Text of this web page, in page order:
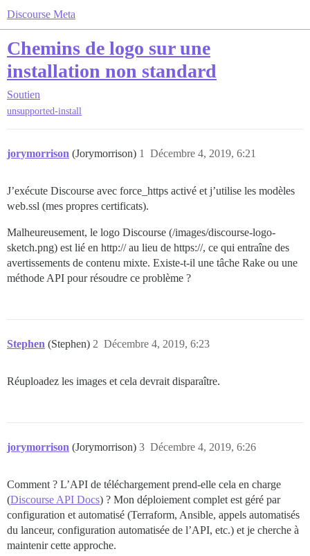
Discourse Meta
Chemins de logo sur une
installation non standard
Soutien
unsupported-install
jorymorrison (Jorymorrison) Décembre 4, 2019, 6:21
1
J’exécute Discourse avec force_https activé et j’utilise les modèles
web.ssl (mes propres certificats).
Malheureusement, le logo Discourse (/images/discourse-logo-
sketch.png) est lié en http:// au lieu de https://, ce qui entraîne des
avertissements de contenu mixte. Existe-t-il une tâche Rake ou une
méthode API pour résoudre ce problème ?
Stephen (Stephen) Décembre 4, 2019, 6:23
2
Réuploadez les images et cela devrait disparaître.
jorymorrison (Jorymorrison) Décembre 4, 2019, 6:26
3
Comment ? L’API de téléchargement prend-elle cela en charge
(Discourse API Docs) ? Mon déploiement complet est géré par
configuration et automatisé (Terraform, Ansible, appels automatisés
du lanceur, configuration automatisée de l’API, etc.) et je cherche à
maintenir cette approche.